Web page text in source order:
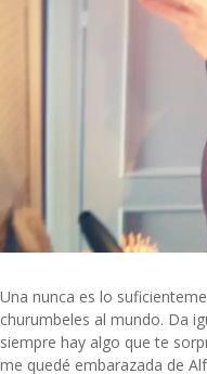
Una nunca es lo
churumbeles al mundo. Da
siempre hay algo que te
me quedé embarazada de